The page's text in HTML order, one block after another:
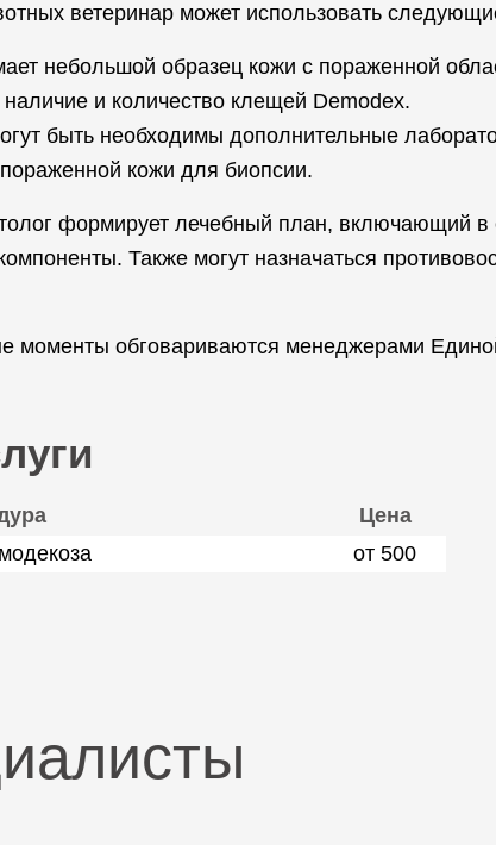
ветеринар может использовать
небольшой образец кожи с пораженной
и количество клещей Demodex.
быть необходимы дополнительные
кожи для биопсии.
формирует лечебный план, включающий
Также могут назначаться
моменты обговариваются менеджерами
Цена
от 500